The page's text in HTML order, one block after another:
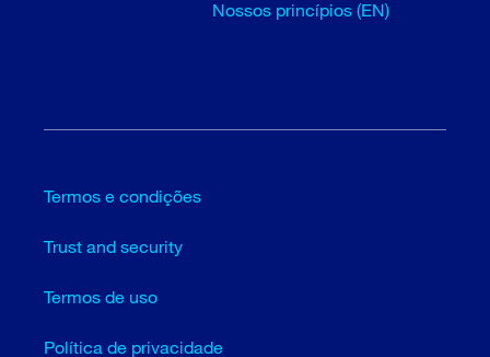
Nossos princípios (EN)
Termos e condições
Trust and security
Termos de uso
Política de privacidade